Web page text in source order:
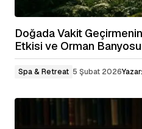
Doğada Vakit
Etkisi ve Orman
Spa & Retreat 5 Şubat 2026Yazar: